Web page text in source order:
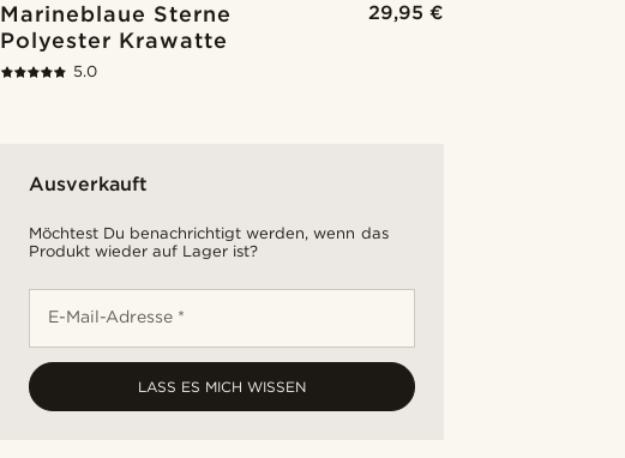
Marineblaue Sterne
Polyester Krawatte
29,95 €
5.0
Ausverkauft
Möchtest Du benachrichtigt werden, wenn das
Produkt wieder auf Lager ist?
E-Mail-Adresse *
LASS ES MICH WISSEN